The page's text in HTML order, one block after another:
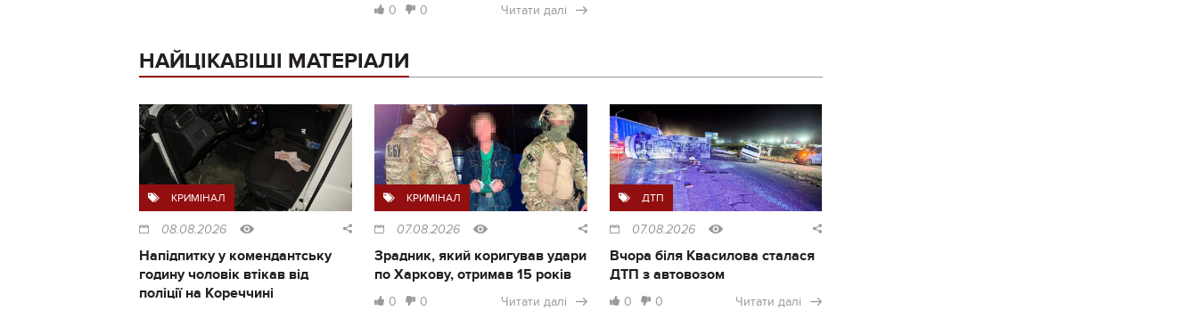
0 0 Читати далі
НАЙЦІКАВІШІ МАТЕРІАЛИ
КРИМІНАЛ
08.08.2026
Напідпитку у комендантську
годину чоловік втікав від
поліції на Кореччині
КРИМІНАЛ
07.08.2026
Зрадник, який коригував удари
по Харкову, отримав 15 років
0 0 Читати далі
ДТП
07.08.2026
Вчора біля Квасилова сталася
ДТП з автовозом
0 0 Читати далі